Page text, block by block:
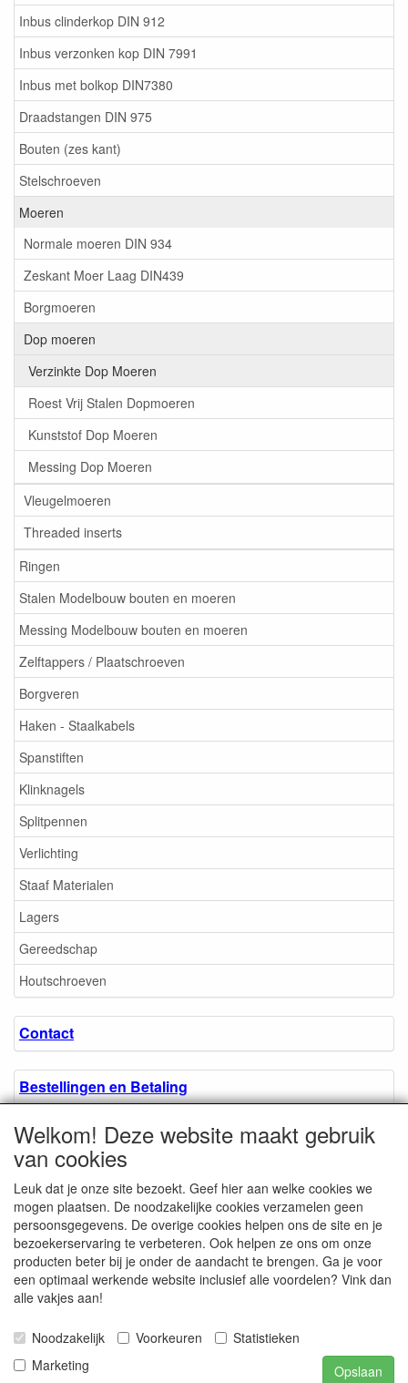
Inbus clinderkop DIN 912
Inbus verzonken kop DIN 7991
Inbus met bolkop DIN7380
Draadstangen DIN 975
Bouten (zes kant)
Stelschroeven
Moeren
Normale moeren DIN 934
Zeskant Moer Laag DIN439
Borgmoeren
Dop moeren
Verzinkte Dop Moeren
Roest Vrij Stalen Dopmoeren
Kunststof Dop Moeren
Messing Dop Moeren
Vleugelmoeren
Threaded inserts
Ringen
Stalen Modelbouw bouten en moeren
Messing Modelbouw bouten en moeren
Zelftappers / Plaatschroeven
Borgveren
Haken - Staalkabels
Spanstiften
Klinknagels
Splitpennen
Verlichting
Staaf Materialen
Lagers
Gereedschap
Houtschroeven
Contact
Bestellingen en Betaling
Algemene voorwaarden
Over ons.
Privacyverklaring
Microschroeven.nl
Chamber of Commerce
/ Kvk nr. 08205825
NL001662495B62
Welkom! Deze website maakt gebruik
van cookies
Leuk dat je onze site bezoekt. Geef hier aan welke cookies we
mogen plaatsen. De noodzakelijke cookies verzamelen geen
persoonsgegevens. De overige cookies helpen ons de site en je
bezoekerservaring te verbeteren. Ook helpen ze ons om onze
producten beter bij je onder de aandacht te brengen. Ga je voor
een optimaal werkende website inclusief alle voordelen? Vink dan
alle vakjes aan!
Noodzakelijk Voorkeuren
Statistieken
Marketing
Opslaan